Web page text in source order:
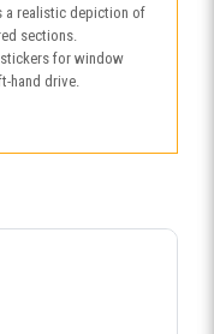
a realistic depiction of
sections.
for window
hand drive.